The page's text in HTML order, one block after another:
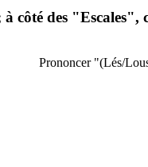
côté des "Escales",
Prononcer "(Lés/